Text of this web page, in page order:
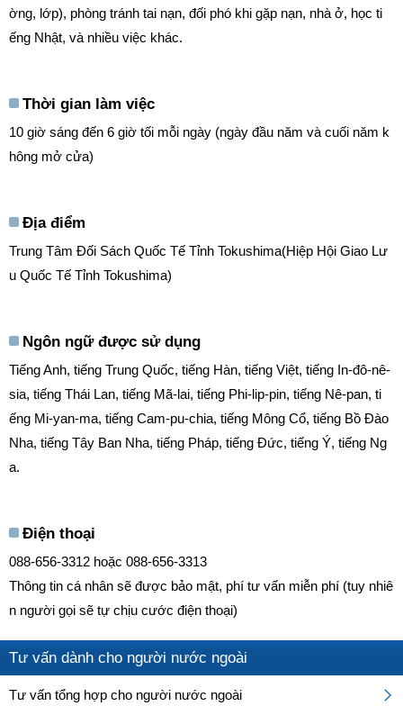
ờng, lớp), phòng tránh tai nạn, đối phó khi gặp nạn, nhà ở, học ti
ếng Nhật, và nhiều việc khác.
Thời gian làm việc
10 giờ sáng đến 6 giờ tối mỗi ngày (ngày đầu năm và cuối năm k
hông mở cửa)
Địa điểm
Trung Tâm Đối Sách Quốc Tế Tỉnh Tokushima(Hiệp Hội Giao Lư
u Quốc Tế Tỉnh Tokushima)
Ngôn ngữ được sử dụng
Tiếng Anh, tiếng Trung Quốc, tiếng Hàn, tiếng Việt, tiếng In-đô-nê-
sia, tiếng Thái Lan, tiếng Mã-lai, tiếng Phi-lip-pin, tiếng Nê-pan, ti
ếng Mi-yan-ma, tiếng Cam-pu-chia, tiếng Mông Cổ, tiếng Bồ Đào
Nha, tiếng Tây Ban Nha, tiếng Pháp, tiếng Đức, tiếng Ý, tiếng Ng
a.
Điện thoại
088-656-3312 hoặc 088-656-3313
Thông tin cá nhân sẽ được bảo mật, phí tư vấn miễn phí (tuy nhiê
n người gọi sẽ tự chịu cước điện thoại)
Tư vấn dành cho người nước ngoài
Tư vấn tổng hợp cho người nước ngoài